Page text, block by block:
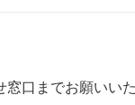
口までお願いいた